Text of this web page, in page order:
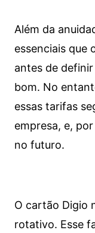
Além da
essenciais que
antes de
bom. No
essas tarifas
empresa, e,
no futuro.
O cartão Digio
rotativo. Esse